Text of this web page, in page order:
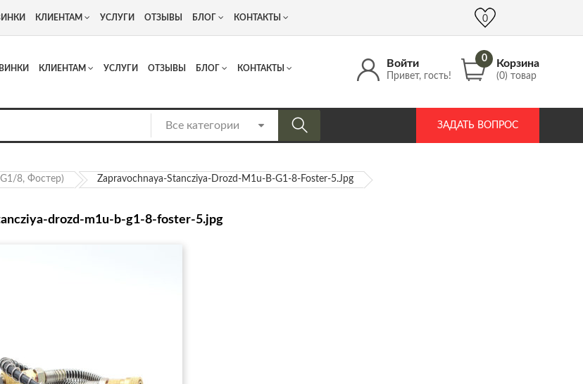
г. Москва, Люберцы, Котельнический проезд 13 +7 (917) 537 17 16 info@DrozdPcp.ru
Войти
Привет, гость!
0 Корзина
(0) товар
КЛИЕНТАМ УСЛУГИ ОТЗЫВЫ БЛОГ КОНТАКТЫ
ЗАДАТЬ ВОПРОС
КЛИЕНТАМ УСЛУГИ ОТЗЫВЫ БЛОГ КОНТАКТЫ 0
8, Фостер) Zapravochnaya-Stancziya-Drozd-M1u-B-G1-8-Foster-5.jpg
drozd-m1u-b-g1-8-foster-5.jpg